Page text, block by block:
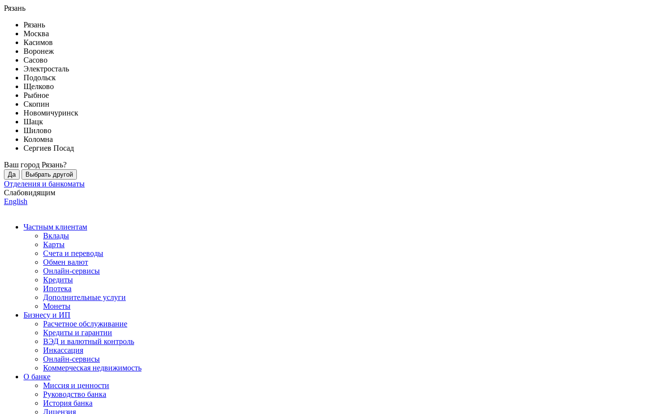
Рязань
Рязань
Москва
Касимов
Воронеж
Сасово
Электросталь
Подольск
Щелково
Рыбное
Скопин
Новомичуринск
Шацк
Шилово
Коломна
Сергиев Посад
Ваш город Рязань?
Да Выбрать другой
Отделения и банкоматы
Слабовидящим
English
Частным клиентам
Вклады
Карты
Счета и переводы
Обмен валют
Онлайн-сервисы
Кредиты
Ипотека
Дополнительные услуги
Монеты
Бизнесу и ИП
Расчетное обслуживание
Кредиты и гарантии
ВЭД и валютный контроль
Инкассация
Онлайн-сервисы
Коммерческая недвижимость
О банке
Миссия и ценности
Руководство банка
История банка
Лицензия